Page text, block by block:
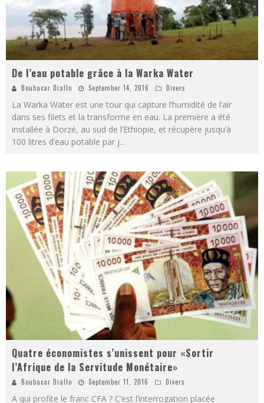
De l’eau potable grâce à la Warka Water
Boubacar Diallo September 14, 2016 Divers
La Warka Water est une tour qui capture l’humidité de l’air
dans ses filets et la transforme en eau. La première a été
installée à Dorzé, au sud de l’Ethiopie, et récupère jusqu’à
100 litres d’eau potable par j...
Quatre économistes s’unissent pour «Sortir
l’Afrique de la Servitude Monétaire»
Boubacar Diallo September 11, 2016 Divers
A qui profite le franc CFA ? C’est l’interrogation placée